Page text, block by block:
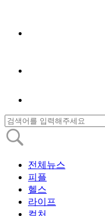
전체뉴스
피플
헬스
라이프
컬처